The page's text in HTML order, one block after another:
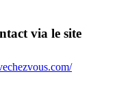
via le site